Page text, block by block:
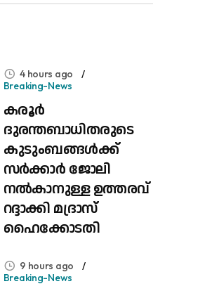
4 hours ago
Breaking-News
കരൂർ
ദുരന്തബാധിതരുടെ
കുടുംബങ്ങൾക്ക്
സർക്കാർ ജോലി
നൽകാനുള്ള ഉത്തരവ്
റദ്ദാക്കി മദ്രാസ്
ഹൈക്കോടതി
9 hours ago
Breaking-News